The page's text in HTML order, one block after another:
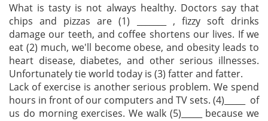
What is tasty is not always healthy. Doctors say that
chips and pizzas are (1) _______ , fizzy soft drinks
damage our teeth, and coffee shortens our lives. If we
eat (2) much, we'll become obese, and obesity leads to
heart disease, diabetes, and other serious illnesses.
Unfortunately tie world today is (3) fatter and fatter.
Lack of exercise is another serious problem. We spend
hours in front of our computers and TV sets. (4)_____ of
us do morning exercises. We walk (5)_____ because we